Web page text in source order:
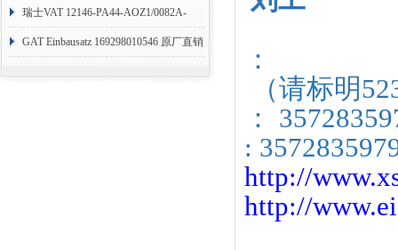
目表）
瑞士VAT 12146-PA44-AOZ1/0082A-
1173938
GAT Einbausatz 169298010546 原厂直销
：
（请标明
：
:
http://
http://